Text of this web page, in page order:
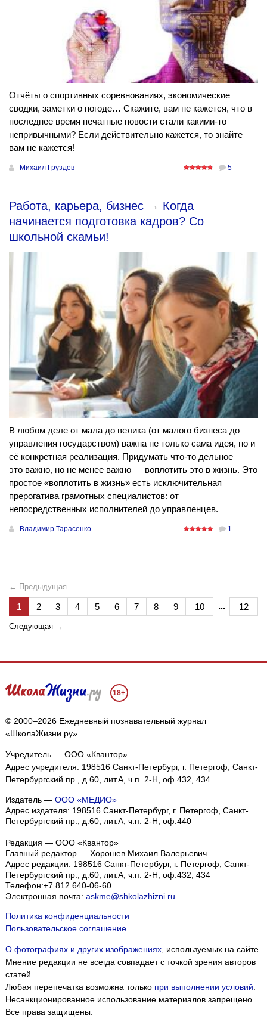
Отчёты о спортивных соревнованиях, экономические
сводки, заметки о погоде… Скажите, вам не кажется, что в
последнее время печатные новости стали какими-то
непривычными? Если действительно кажется, то знайте —
вам не кажется!
Михаил Груздев 5
Работа, карьера, бизнес → Когда
начинается подготовка кадров? Со
школьной скамьи!
В любом деле от мала до велика (от малого бизнеса до
управления государством) важна не только сама идея, но и
её конкретная реализация. Придумать что-то дельное —
это важно, но не менее важно — воплотить это в жизнь. Это
простое «воплотить в жизнь» есть исключительная
прерогатива грамотных специалистов: от
непосредственных исполнителей до управленцев.
Владимир Тарасенко 1
← Предыдущая
1 2 3 4 5 6 7 8 9 10 ... 12
Следующая →
18+
© 2000–2026 Ежедневный познавательный журнал
«ШколаЖизни.ру»
Учредитель — ООО «Квантор»
Адрес учредителя: 198516 Санкт-Петербург, г. Петергоф, Санкт-
Петербургский пр., д.60, лит.А, ч.п. 2-Н, оф.432, 434
Издатель — ООО «МЕДИО»
Адрес издателя: 198516 Санкт-Петербург, г. Петергоф, Санкт-
Петербургский пр., д.60, лит.А, ч.п. 2-Н, оф.440
Редакция — ООО «Квантор»
Главный редактор — Хорошев Михаил Валерьевич
Адрес редакции: 198516 Санкт-Петербург, г. Петергоф Санкт-
Петербургский пр., д.60, лит.А, ч.п. 2-Н, оф.432, 434
Телефон:+7 812 640-06-60
Электронная почта: askme@shkolazhizni.ru
Политика конфиденциальности
Пользовательское соглашение
О фотографиях и других изображениях, используемых на сайте.
Мнение редакции не всегда совпадает с точкой зрения авторов
статей.
Любая перепечатка возможна только при выполнении условий
Несанкционированное использование материалов запрещено.
Все права защищены.